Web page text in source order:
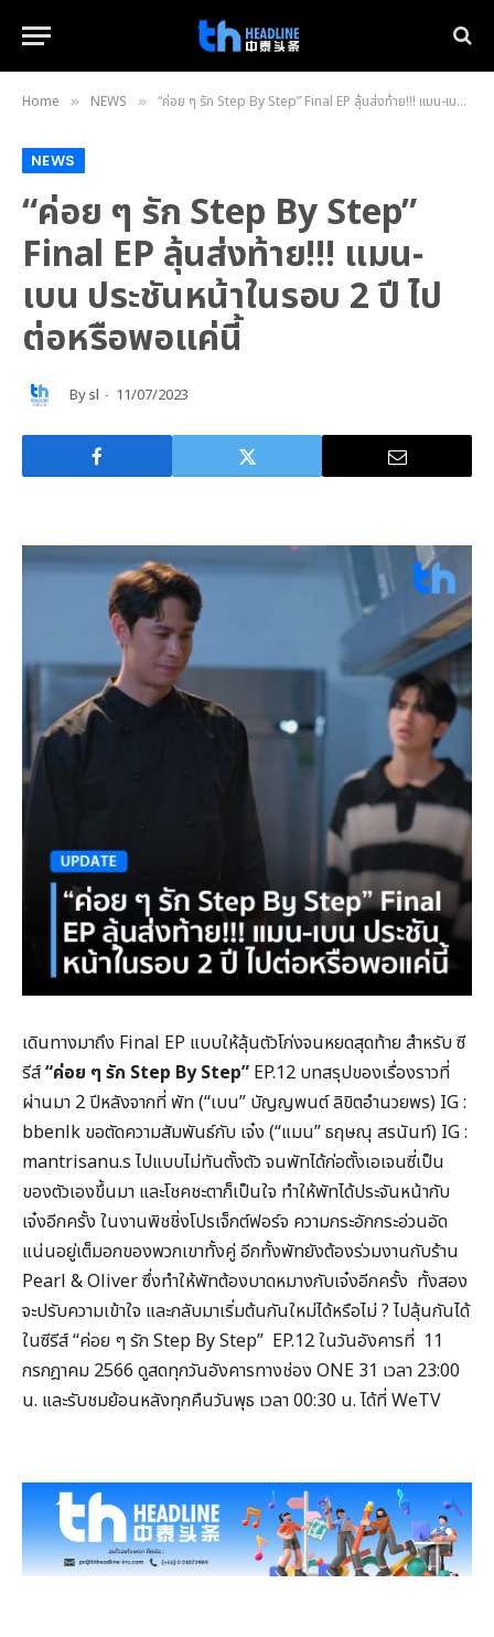
Home » NEWS » “ค่อย ๆ รัก Step By Step” Final EP ลุ้นส่งท้าย!!! แมน-เบน ประชันหน้าในรอบ 2 ปี ไปต่อหรือพอแค่นี้
NEWS
“ค่อย ๆ รัก Step By Step”
Final EP ลุ้นส่งท้าย!!! แมน-
เบน ประชันหน้าในรอบ 2 ปี ไป
ต่อหรือพอแค่นี้
Bysl 11/07/2023
เดินทางมาถึง Final EP แบบให้ลุ้นตัวโก่งจนหยดสุดท้าย สำหรับ ซี
รีส์“ค่อย ๆ รัก Step By Step” EP.12 บทสรุปของเรื่องราวที่
ผ่านมา 2 ปีหลังจากที่ พัท (“เบน” บัญญพนต์ ลิขิตอำนวยพร) IG :
bbenlk ขอตัดความสัมพันธ์กับ เจ๋ง (“แมน” ธฤษณุ สรนันท์) IG :
mantrisanu.s ไปแบบไม่ทันตั้งตัว จนพัทได้ก่อตั้งเอเจนซี่เป็น
ของตัวเองขึ้นมา และโชคชะตาก็เป็นใจ ทำให้พัทได้ประจันหน้ากับ
เจ๋งอีกครั้ง ในงานพิชชิ่งโปรเจ็กต์ฟอร์จ ความกระอักกระอ่วนอัด
แน่นอยู่เต็มอกของพวกเขาทั้งคู่ อีกทั้งพัทยังต้องร่วมงานกับร้าน
Pearl & Oliver ซึ่งทำให้พัทต้องบาดหมางกับเจ๋งอีกครั้ง ทั้งสอง
จะปรับความเข้าใจ และกลับมาเริ่มต้นกันใหม่ได้หรือไม่ ? ไปลุ้นกันได้
ในซีรีส์ “ค่อย ๆ รัก Step By Step” EP.12 ในวันอังคารที่ 11
กรกฎาคม 2566 ดูสดทุกวันอังคารทางช่อง ONE 31 เวลา 23:00
น. และรับชมย้อนหลังทุกคืนวันพุธ เวลา 00:30 น. ได้ที่ WeTV